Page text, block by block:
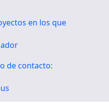
en los que
de contacto: